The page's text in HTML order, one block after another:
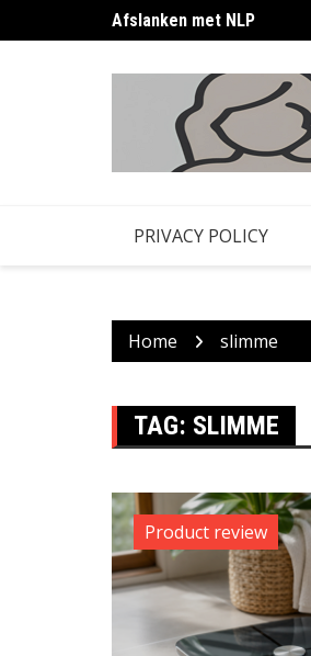
to
Afslanken met NLP
PRIVACY POLICY
Home slimme
TAG: SLIMME
Product review